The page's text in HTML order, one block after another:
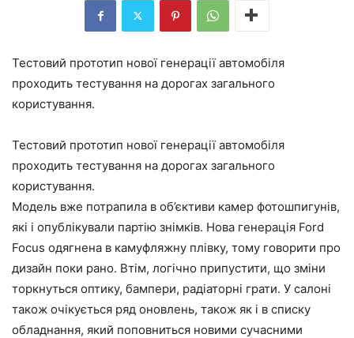
Тестовий прототип нової генерації автомобіля
проходить тестування на дорогах загального
користування.
Тестовий прототип нової генерації автомобіля
проходить тестування на дорогах загального
користування.
Модель вже потрапила в об’єктиви камер фотошпигунів,
які і опублікували партію знімків. Нова генерація Ford
Focus одягнена в камуфляжну плівку, тому говорити про
дизайн поки рано. Втім, логічно припустити, що зміни
торкнуться оптику, бампери, радіаторні грати. У салоні
також очікується ряд оновлень, також як і в списку
обладнання, який поповниться новими сучасними